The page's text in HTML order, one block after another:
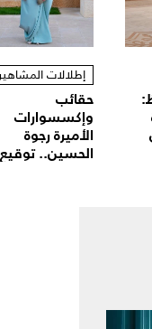
إطلالات
حقائب
وإكسسوارات
الأميرة رجوة
الحسين..